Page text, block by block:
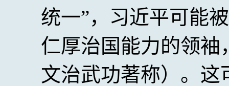
统一”，习近平可能
仁厚治国能力的领
文治武功著称）。